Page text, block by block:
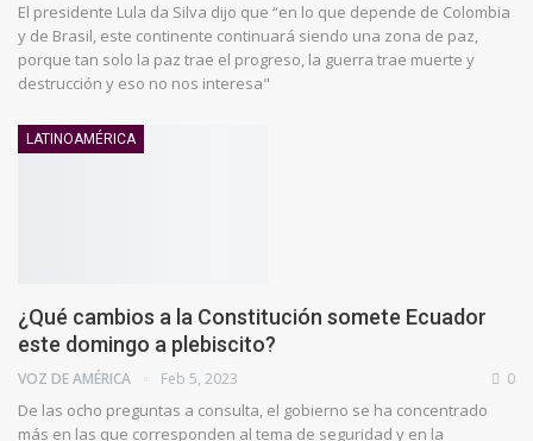
El presidente Lula da Silva dijo que “en lo que depende de Colombia
y de Brasil, este continente continuará siendo una zona de paz,
porque tan solo la paz trae el progreso, la guerra trae muerte y
destrucción y eso no nos interesa"
LATINOAMÉRICA
¿Qué cambios a la Constitución somete Ecuador
este domingo a plebiscito?
VOZ DE AMÉRICA Feb 5, 2023 0
De las ocho preguntas a consulta, el gobierno se ha concentrado
más en las que corresponden al tema de seguridad y en la